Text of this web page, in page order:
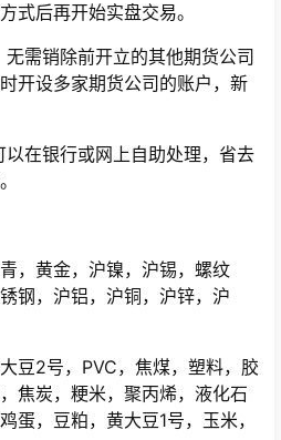
式后再开始实盘交易。
销除前开立的其他期货公司
开设多家期货公司的账户，新
银行或网上自助处理，省去
黄金，沪镍，沪锡，螺纹
钢，沪铝，沪铜，沪锌，沪
2号，PVC，焦煤，塑料，胶
焦炭，粳米，聚丙烯，液化石
蛋，豆粕，黄大豆1号，玉米，